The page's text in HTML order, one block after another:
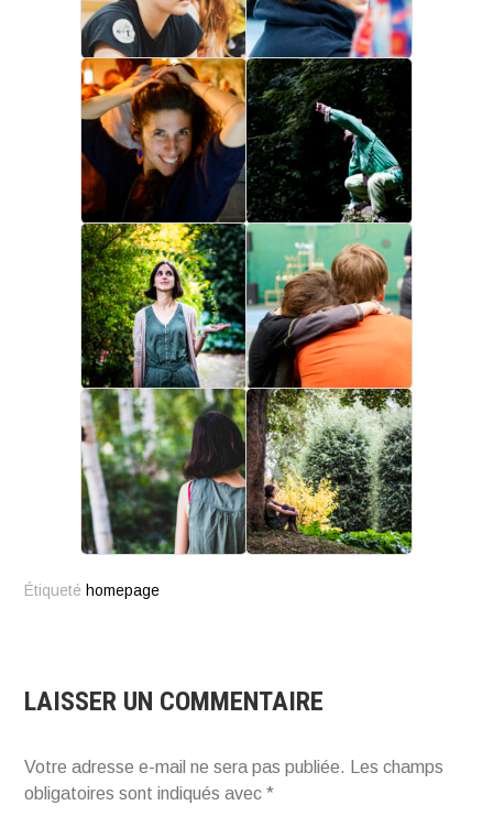
Étiqueté homepage
LAISSER UN COMMENTAIRE
Votre adresse e-mail ne sera pas publiée.
Les champs
obligatoires sont indiqués avec*